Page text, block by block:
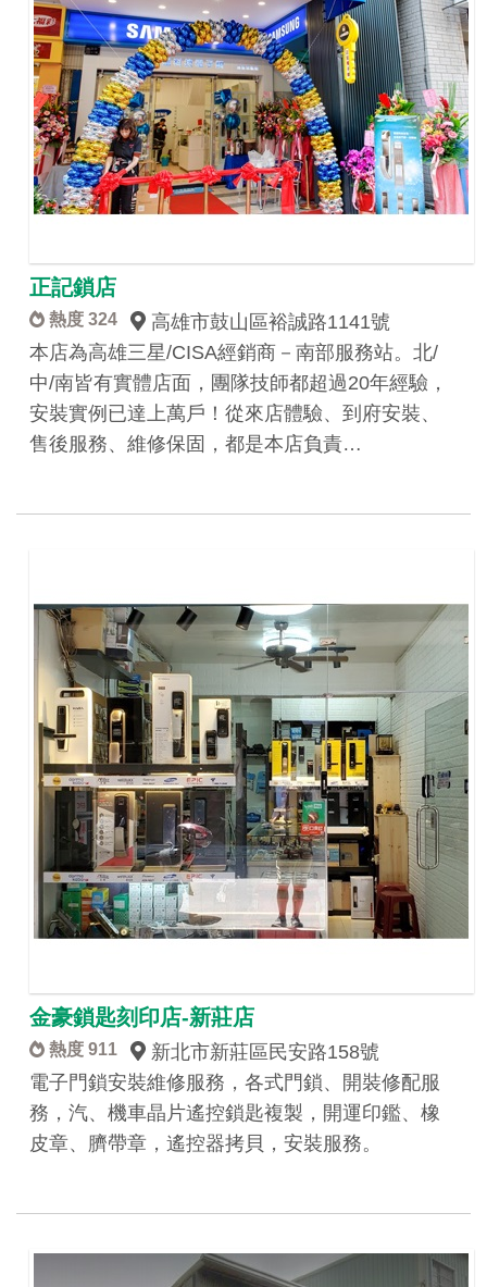
正記鎖店
熱度 324
高雄市鼓山區裕誠路1141號
本店為高雄三星/CISA經銷商－南部服務站。北/
中/南皆有實體店面，團隊技師都超過20年經驗，
安裝實例已達上萬戶！從來店體驗、到府安裝、
售後服務、維修保固，都是本店負責…
金豪鎖匙刻印店-新莊店
熱度 911
新北市新莊區民安路158號
電子門鎖安裝維修服務，各式門鎖、開裝修配服
務，汽、機車晶片遙控鎖匙複製，開運印鑑、橡
皮章、臍帶章，遙控器拷貝，安裝服務。